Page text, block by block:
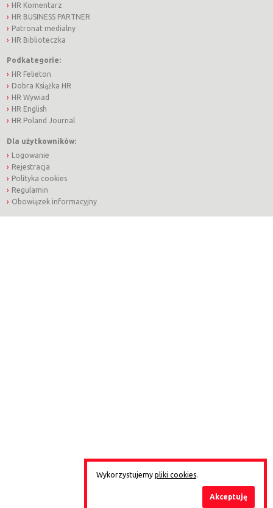
HR Komentarz
HR BUSINESS PARTNER
Patronat medialny
HR Biblioteczka
Podkategorie:
HR Felieton
Dobra Książka HR
HR Wywiad
HR English
HR Poland Journal
Dla użytkowników:
Logowanie
Rejestracja
Polityka cookies
Regulamin
Obowiązek informacyjny
Wykorzystujemy pliki cookies.
Akceptuję